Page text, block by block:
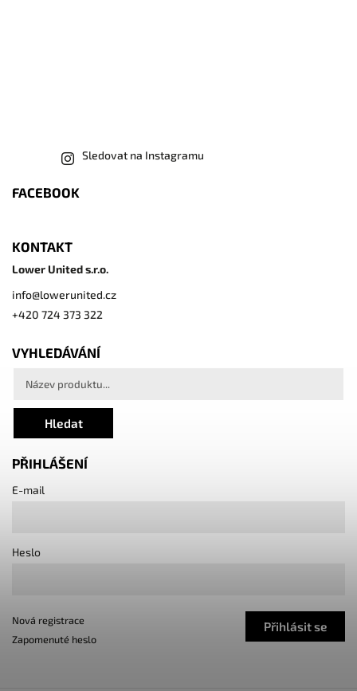
Sledovat na Instagramu
FACEBOOK
KONTAKT
Lower United s.r.o.
info@lowerunited.cz
+420 724 373 322
VYHLEDÁVÁNÍ
Hledat
PŘIHLÁŠENÍ
E-mail
Heslo
Přihlásit se
Nová registrace
Zapomenuté heslo